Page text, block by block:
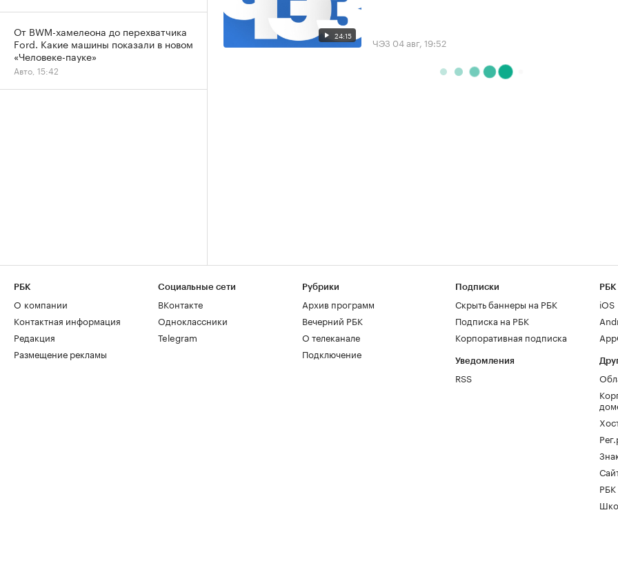
24:15 ЧЭЗ 04 авг, 19:52
От BWM-хамелеона до перехватчика
Ford. Какие машины показали в новом
«Человеке-пауке»
Авто, 15:42
РБК
О компании
Контактная информация
Редакция
Размещение рекламы
Социальные сети
ВКонтакте
Одноклассники
Telegram
Рубрики
Архив программ
Вечерний РБК
О телеканале
Подключение
Подписки
Скрыть баннеры на РБК
Подписка на РБК
Корпоративная подписка
Уведомления
RSS
РБК
iOS